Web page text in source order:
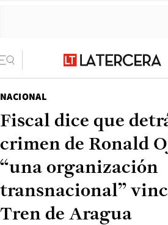
NACIONAL
Fiscal dice que
crimen de Ronald
“una organización
transnacional”
Tren de Aragua